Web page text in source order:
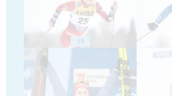
19